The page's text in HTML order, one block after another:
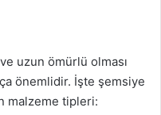
uzun ömürlü olması
önemlidir. İşte şemsiye
malzeme tipleri: